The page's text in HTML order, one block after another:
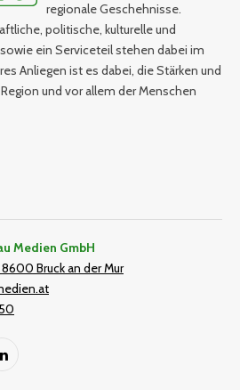
regionale Geschehnisse.
politische, kulturelle und
ein Serviceteil stehen dabei im
Anliegen ist es dabei, die Stärken und
und vor allem der Menschen
Medien GmbH
8600 Bruck an der Mur
LinkedIn